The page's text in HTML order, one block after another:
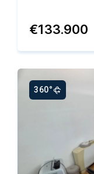
€133.900
360°